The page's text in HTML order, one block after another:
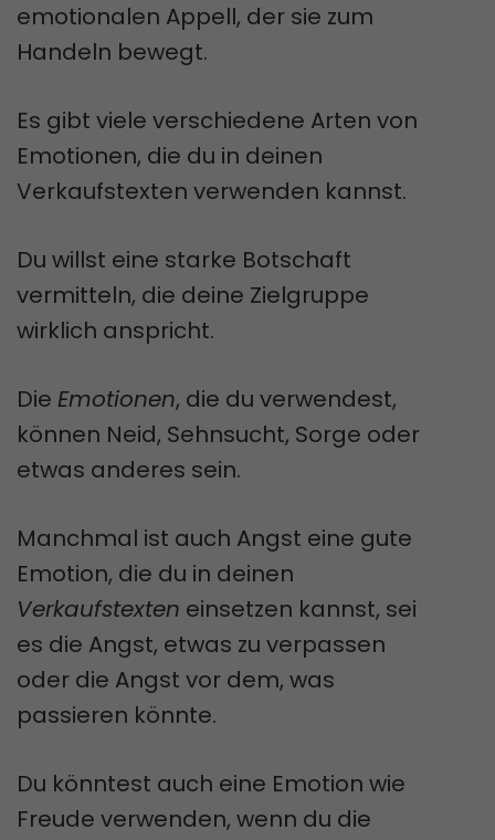
emotionalen Appell, der sie zum
Handeln bewegt.
Es gibt viele verschiedene Arten von
Emotionen, die du in deinen
Verkaufstexten verwenden kannst.
Du willst eine starke Botschaft
vermitteln, die deine Zielgruppe
wirklich anspricht.
Die Emotionen, die du verwendest,
können Neid, Sehnsucht, Sorge oder
etwas anderes sein.
Manchmal ist auch Angst eine gute
Emotion, die du in deinen
Verkaufstexten einsetzen kannst, sei
es die Angst, etwas zu verpassen
oder die Angst vor dem, was
passieren könnte.
Du könntest auch eine Emotion wie
Freude verwenden, wenn du die